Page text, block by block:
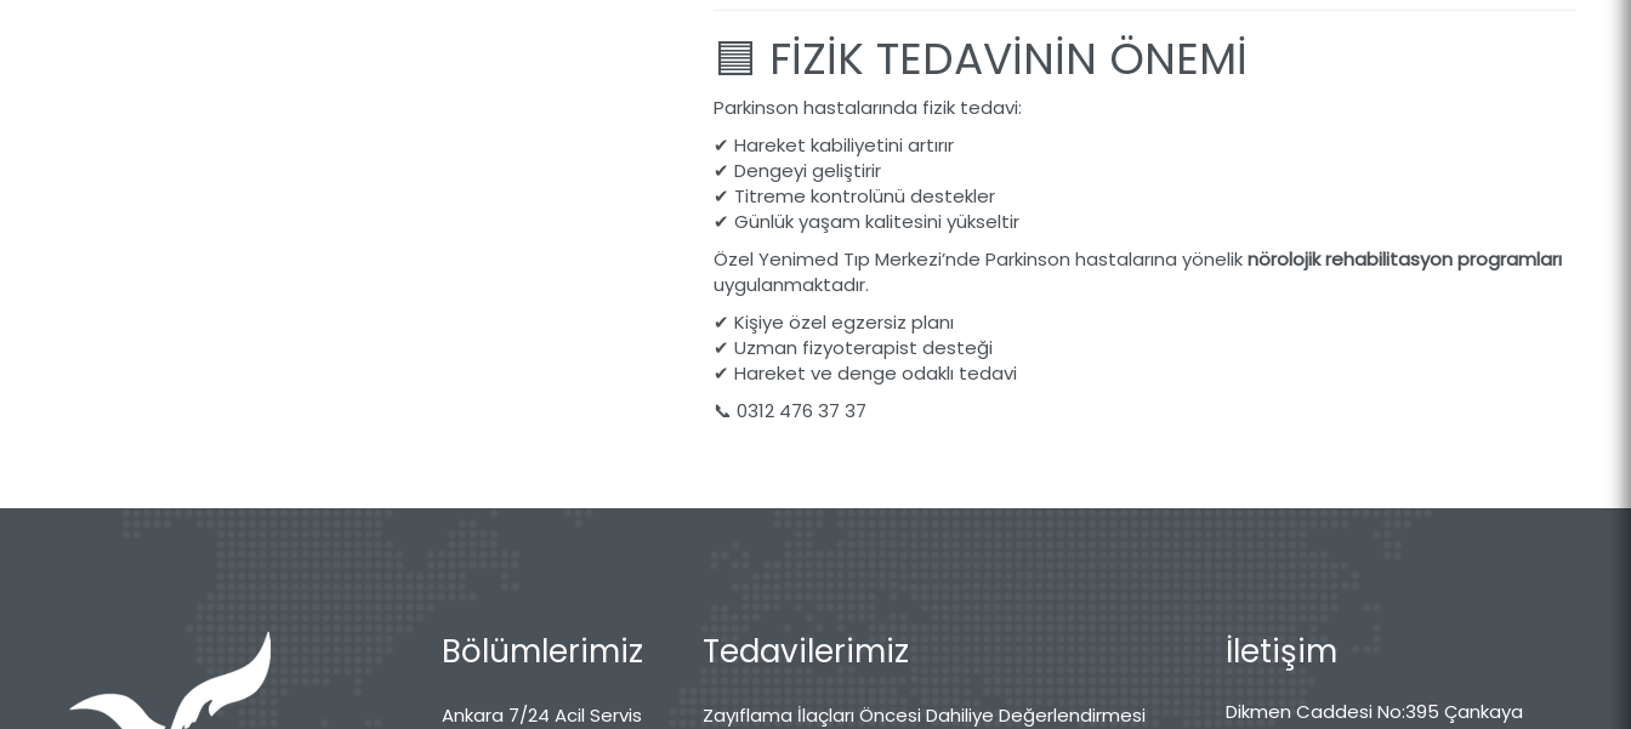
🟦 FİZİK TEDAVİNİN ÖNEMİ
Parkinson hastalarında fizik tedavi:
✔ Hareket kabiliyetini artırır
✔ Dengeyi geliştirir
✔ Titreme kontrolünü destekler
✔ Günlük yaşam kalitesini yükseltir
Özel Yenimed Tıp Merkezi’nde Parkinson hastalarına yöneliknörolojik rehabilitasyon programları
uygulanmaktadır.
✔ Kişiye özel egzersiz planı
✔ Uzman fizyoterapist desteği
✔ Hareket ve denge odaklı tedavi
📞 0312 476 37 37
Bölümlerimiz
Ankara 7/24 Acil Servis
Tedavilerimiz
Zayıflama İlaçları Öncesi Dahiliye Değerlendirmesi
İletişim
Dikmen Caddesi No:395 Çankaya